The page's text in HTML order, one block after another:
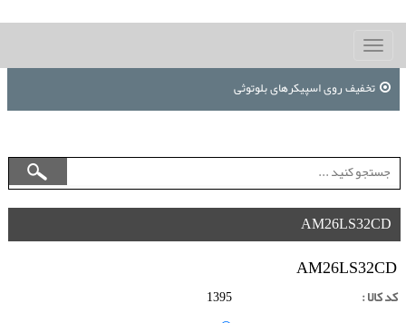
Toggle
navigation
تخفیف روی اسپیکرهای بلوتوثی
AM26LS32CD
AM26LS32CD
کد کالا :
1395